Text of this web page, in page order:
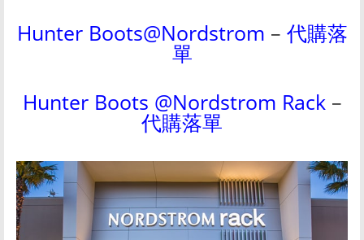
Hunter Boots@Nordstrom – 代購落
單
Hunter Boots @Nordstrom Rack–
代購落單